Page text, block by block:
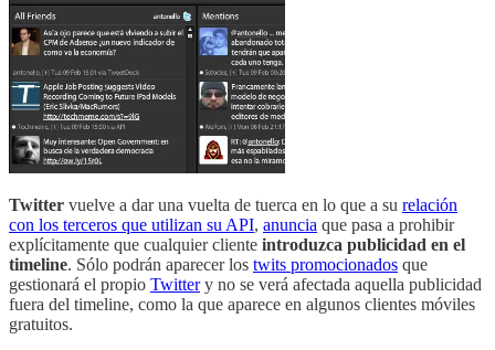
Twitter vuelve a dar una vuelta de tuerca en lo que a su relación
con los terceros que utilizan su API, anuncia que pasa a prohibir
explícitamente que cualquier cliente introduzca publicidad en el
timeline. Sólo podrán aparecer los twits promocionados que
gestionará el propio Twittery no se verá afectada aquella publicidad
fuera del timeline, como la que aparece en algunos clientes móviles
gratuitos.